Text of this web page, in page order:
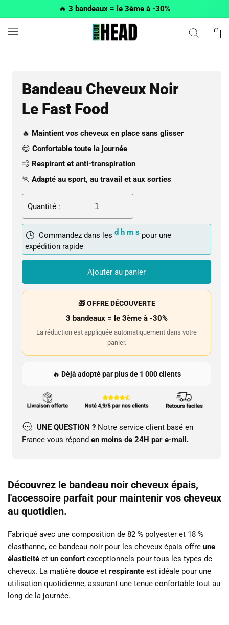
au
🔥 3 bandeaux = le 3ème à -30%
Panier
Bandeau Cheveux Noir
Le Fast Food
🔥 Maintient vos cheveux en place sans glisser
😌 Confortable toute la journée
💨 Respirant et anti-transpiration
🏃 Adapté au sport, au travail et aux sorties
Quantité :
Commandez dans les d h m s pour une
expédition rapide
Ajouter au panier
🎁 OFFRE DÉCOUVERTE
3 bandeaux = le 3ème à -30%
La réduction est appliquée automatiquement dans votre
panier.
🔥 Déjà adopté par plus de 1 000 clients
UNE QUESTION ? Notre service client basé en
France vous répond en moins de 24H par e-mail.
Découvrez le bandeau noir cheveux épais,
l'accessoire parfait pour maintenir vos cheveux
au quotidien.
Fabriqué avec une composition de 82 % polyester et 18 %
élasthanne, ce bandeau noir pour les cheveux épais offre une
élasticité et un confort exceptionnels pour tous les types de
cheveux. La matière douce et respirante est idéale pour une
utilisation quotidienne, assurant une tenue confortable tout au
long de la journée.